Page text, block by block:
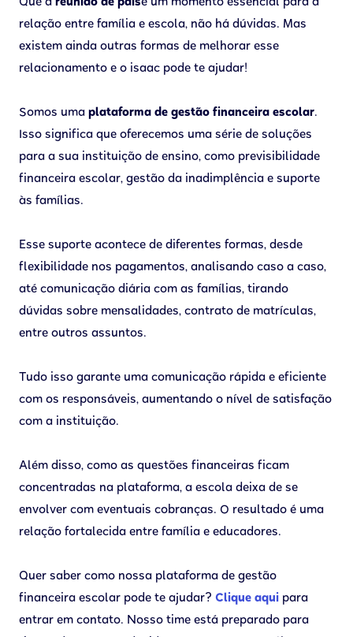
relação entre família e escola, não há dúvidas. Mas
existem ainda outras formas de melhorar esse
relacionamento e o isaac pode te ajudar!
Somos uma plataforma de gestão financeira escolar.
Isso significa que oferecemos uma série de soluções
para a sua instituição de ensino, como previsibilidade
financeira escolar, gestão da inadimplência e suporte
às famílias.
Esse suporte acontece de diferentes formas, desde
flexibilidade nos pagamentos, analisando caso a caso,
até comunicação diária com as famílias, tirando
dúvidas sobre mensalidades, contrato de matrículas,
entre outros assuntos.
Tudo isso garante uma comunicação rápida e eficiente
com os responsáveis, aumentando o nível de satisfação
com a instituição.
Além disso, como as questões financeiras ficam
concentradas na plataforma, a escola deixa de se
envolver com eventuais cobranças. O resultado é uma
relação fortalecida entre família e educadores.
Quer saber como nossa plataforma de gestão
financeira escolar pode te ajudar? Clique aqui para
entrar em contato. Nosso time está preparado para